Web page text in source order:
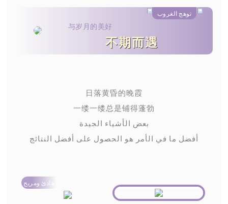
توهج الغروب
与岁月的美好
不期而遇
日落黄昏的晚霞
一缕一缕总是铺得蓬勃
بعض الأشياء الجيدة
أفضل ما في الأمر هو الحصول على أفضل النتائج
هادئ ومريح